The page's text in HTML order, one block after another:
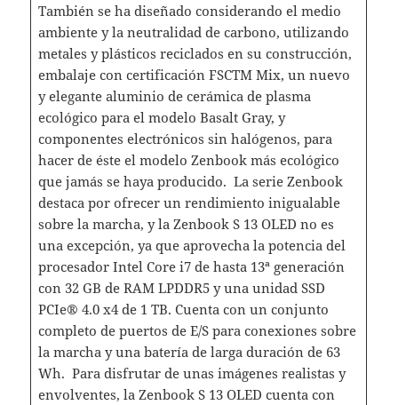
También se ha diseñado considerando el medio
ambiente y la neutralidad de carbono, utilizando
metales y plásticos reciclados en su construcción,
embalaje con certificación FSCTM Mix, un nuevo
y elegante aluminio de cerámica de plasma
ecológico para el modelo Basalt Gray, y
componentes electrónicos sin halógenos, para
hacer de éste el modelo Zenbook más ecológico
que jamás se haya producido. La serie Zenbook
destaca por ofrecer un rendimiento inigualable
sobre la marcha, y la Zenbook S 13 OLED no es
una excepción, ya que aprovecha la potencia del
procesador Intel Core i7 de hasta 13ª generación
con 32 GB de RAM LPDDR5 y una unidad SSD
PCIe® 4.0 x4 de 1 TB. Cuenta con un conjunto
completo de puertos de E/S para conexiones sobre
la marcha y una batería de larga duración de 63
Wh. Para disfrutar de unas imágenes realistas y
envolventes, la Zenbook S 13 OLED cuenta con